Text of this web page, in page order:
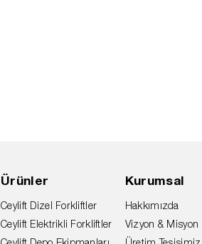
Ürünler
Ceylift Dizel Forkliftler
Ceylift Elektrikli Forkliftler
Kurumsal
Hakkımızda
Vizyon & Misyon